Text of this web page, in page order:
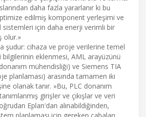
daha fazla yararlanır ki bu
edilmiş komponent yerleşimi ve
için daha enerji verimli bir
olur.»
şudur: cihaza ve proje verilerine temel
eklenmesi, AML arayüzünü
mühendisliği) ve Siemens TIA
planlaması) arasında tamamen iki
olanak tanır. »Bu, PLC donanım
girişler ve çıkışlar ve veri
Eplan'dan alınabildiğinden,